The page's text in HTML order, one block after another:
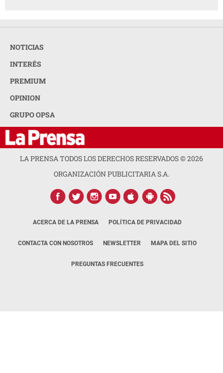
NOTICIAS
INTERÉS
PREMIUM
OPINION
GRUPO OPSA
LA PRENSA TODOS LOS DERECHOS RESERVADOS ©2026
ORGANIZACIÓN PUBLICITARIA S.A.
ACERCA DE LA PRENSA POLÍTICA DE PRIVACIDAD
CONTACTA CON NOSOTROS NEWSLETTER MAPA DEL SITIO
PREGUNTAS FRECUENTES